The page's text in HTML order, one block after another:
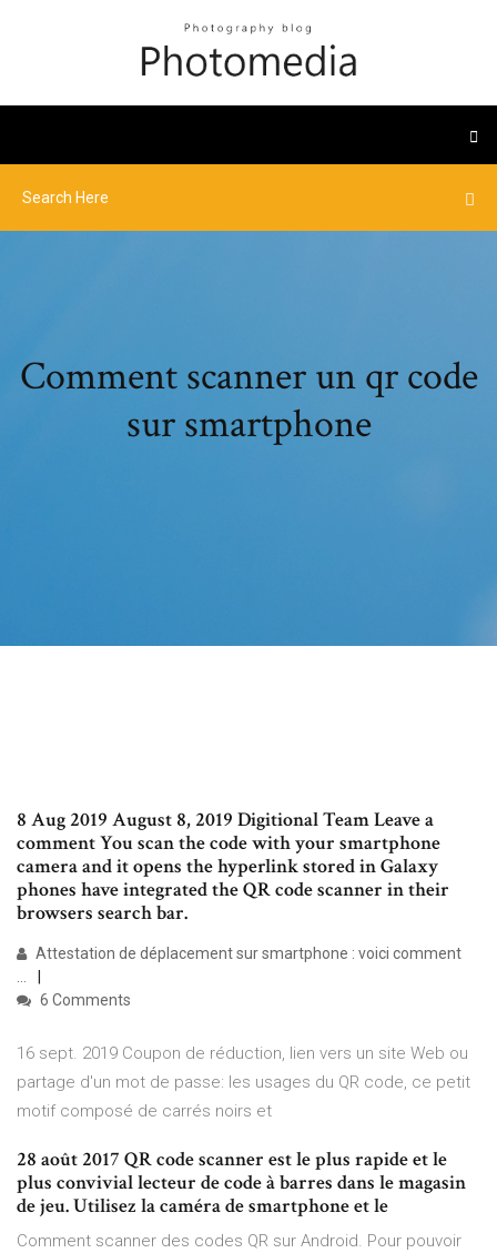
Comment scanner un qr code
sur smartphone
8 Aug 2019 August 8, 2019 Digitional Team Leave a
comment You scan the code with your smartphone
camera and it opens the hyperlink stored in Galaxy
phones have integrated the QR code scanner in their
browsers search bar.
Attestation de déplacement sur smartphone : voici comment
...
6 Comments
16 sept. 2019 Coupon de réduction, lien vers un site Web ou
partage d'un mot de passe: les usages du QR code, ce petit
motif composé de carrés noirs et
28 août 2017 QR code scanner est le plus rapide et le
plus convivial lecteur de code à barres dans le magasin
de jeu. Utilisez la caméra de smartphone et le
Comment scanner des codes QR sur Android. Pour pouvoir